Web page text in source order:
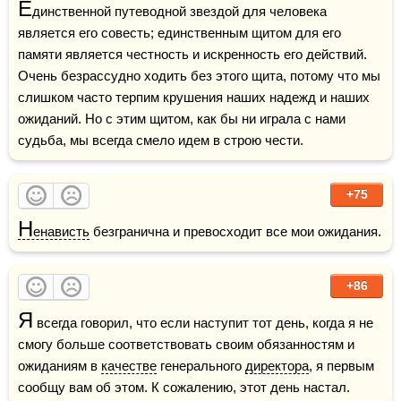
Единственной путеводной звездой для человека
является его совесть; единственным щитом для его
памяти является честность и искренность его действий.
Очень безрассудно ходить без этого щита, потому что мы
слишком часто терпим крушения наших надежд и наших
ожиданий. Но с этим щитом, как бы ни играла с нами
судьба, мы всегда смело идем в строю чести.
+75
Ненависть безгранична и превосходит все мои ожидания.
+86
Я всегда говорил, что если наступит тот день, когда я не
смогу больше соответствовать своим обязанностям и
ожиданиям в качестве генерального директора, я первым
сообщу вам об этом. К сожалению, этот день настал.